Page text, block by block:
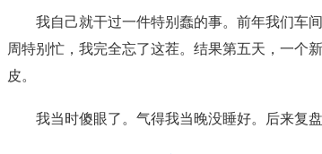
我自己就干过一件特别蠢的事。前年我们车
周特别忙，我完全忘了这茬。结果第五天，一个
皮。
我当时傻眼了。气得我当晚没睡好。后来复